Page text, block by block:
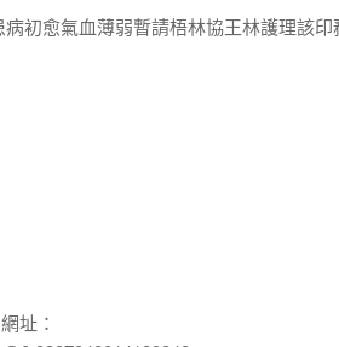
初愈氣血薄弱暫請梧林協王林護理該印
址：